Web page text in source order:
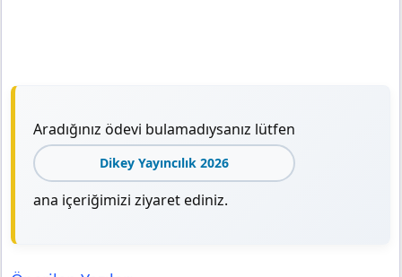
Aradığınız ödevi bulamadıysanız lütfen
Dikey Yayıncılık 2026
ana içeriğimizi ziyaret ediniz.